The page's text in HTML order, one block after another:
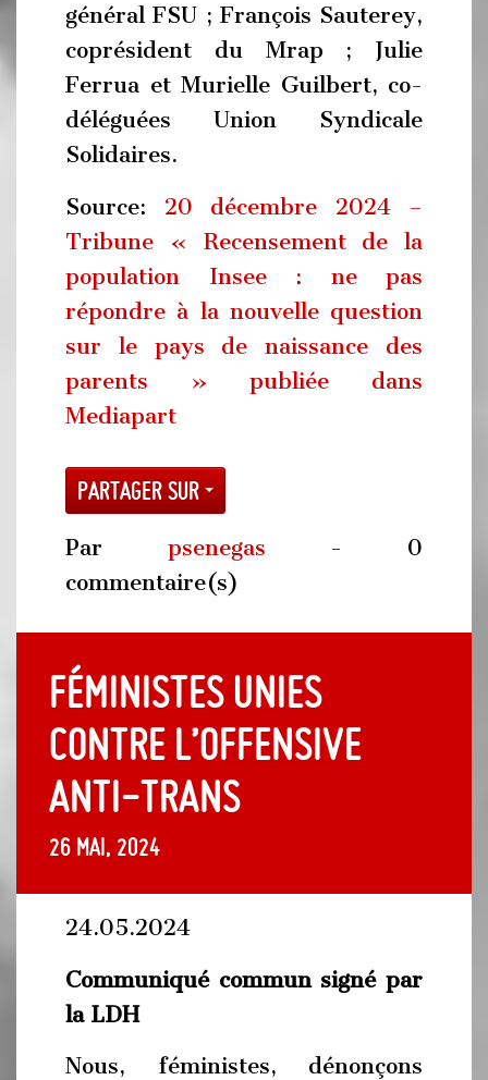
général FSU ; François Sauterey,
coprésident du Mrap ; Julie
Ferrua et Murielle Guilbert, co-
déléguées Union Syndicale
Solidaires.
Source: 20 décembre 2024 –
Tribune « Recensement de la
population Insee : ne pas
répondre à la nouvelle question
sur le pays de naissance des
parents » publiée dans
Mediapart
Partager sur
Par psenegas - 0
commentaire(s)
Féministes unies
contre l’offensive
anti-trans
26 mai, 2024
24.05.2024
Communiqué commun signé par
la LDH
Nous, féministes, dénonçons